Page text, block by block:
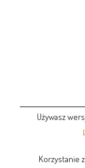
Używasz
Korzystanie